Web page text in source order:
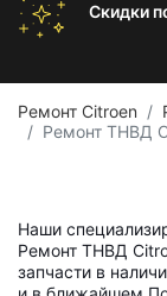
Скидки
Ремонт Citroen
Ремонт ТНВД
Наши
Ремонт ТНВД
запчасти в